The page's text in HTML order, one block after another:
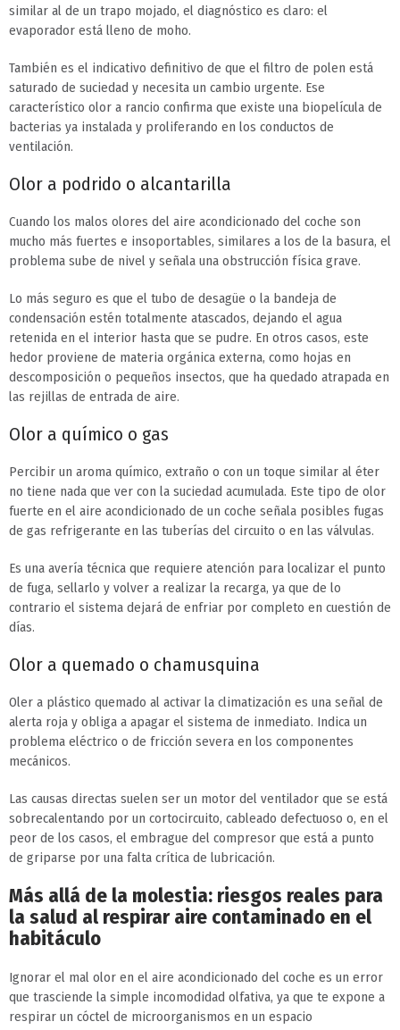
similar al de un trapo mojado, el diagnóstico es claro: el
evaporador está lleno de moho.
También es el indicativo definitivo de que el filtro de polen está
saturado de suciedad y necesita un cambio urgente. Ese
característico olor a rancio confirma que existe una biopelícula de
bacterias ya instalada y proliferando en los conductos de
ventilación.
Olor a podrido o alcantarilla
Cuando los malos olores del aire acondicionado del coche son
mucho más fuertes e insoportables, similares a los de la basura, el
problema sube de nivel y señala una obstrucción física grave.
Lo más seguro es que el tubo de desagüe o la bandeja de
condensación estén totalmente atascados, dejando el agua
retenida en el interior hasta que se pudre. En otros casos, este
hedor proviene de materia orgánica externa, como hojas en
descomposición o pequeños insectos, que ha quedado atrapada en
las rejillas de entrada de aire.
Olor a químico o gas
Percibir un aroma químico, extraño o con un toque similar al éter
no tiene nada que ver con la suciedad acumulada. Este tipo de olor
fuerte en el aire acondicionado de un coche señala posibles fugas
de gas refrigerante en las tuberías del circuito o en las válvulas.
Es una avería técnica que requiere atención para localizar el punto
de fuga, sellarlo y volver a realizar la recarga, ya que de lo
contrario el sistema dejará de enfriar por completo en cuestión de
días.
Olor a quemado o chamusquina
Oler a plástico quemado al activar la climatización es una señal de
alerta roja y obliga a apagar el sistema de inmediato. Indica un
problema eléctrico o de fricción severa en los componentes
mecánicos.
Las causas directas suelen ser un motor del ventilador que se está
sobrecalentando por un cortocircuito, cableado defectuoso o, en el
peor de los casos, el embrague del compresor que está a punto
de griparse por una falta crítica de lubricación.
Más allá de la molestia: riesgos reales para
la salud al respirar aire contaminado en el
habitáculo
Ignorar el mal olor en el aire acondicionado del coche es un error
que trasciende la simple incomodidad olfativa, ya que te expone a
respirar un cóctel de microorganismos en un espacio